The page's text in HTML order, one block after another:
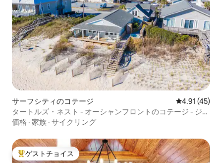
サーフシティのコテージ レビュー45
4.91 (45)
タートルズ・ネスト - オーシャンフロントのコテージ - ジャ
グジー -
価格 · 家族 · サイクリング
大好評のゲストチョイスです。
ゲストチョイス